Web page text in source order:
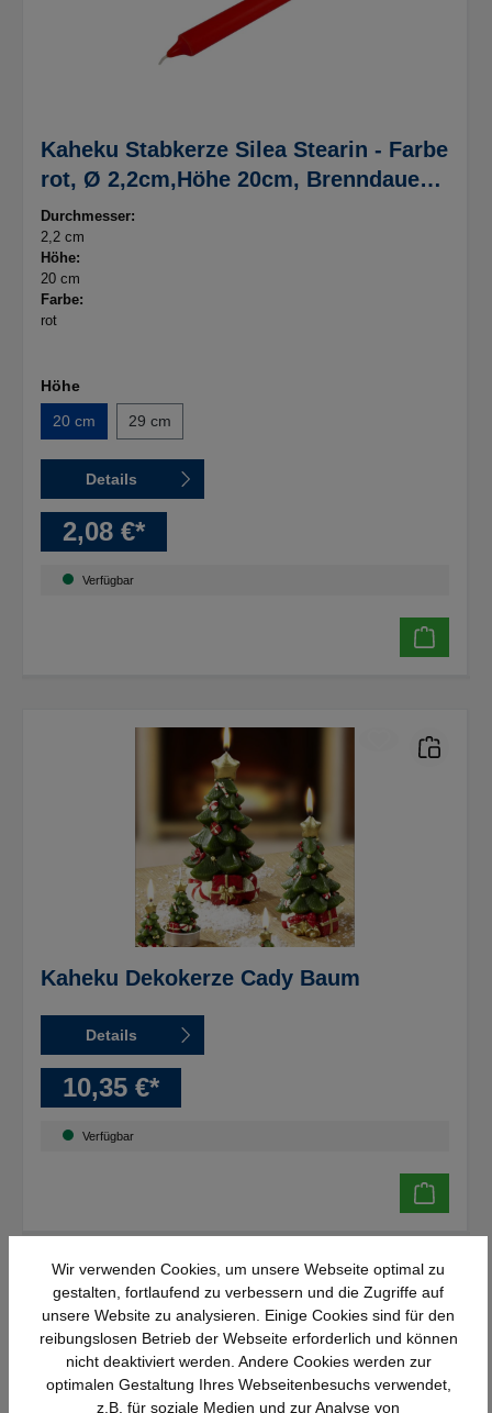
Kaheku Stabkerze Silea Stearin - Farbe
rot, Ø 2,2cm,Höhe 20cm, Brenndauer
ca.7h
Durchmesser:
2,2 cm
Höhe:
20 cm
Farbe:
rot
Höhe
20 cm
29 cm
Details
2,08 €*
Verfügbar
Kaheku Dekokerze Cady Baum
Details
10,35 €*
Verfügbar
Wir verwenden Cookies, um unsere Webseite optimal zu
gestalten, fortlaufend zu verbessern und die Zugriffe auf
unsere Website zu analysieren. Einige Cookies sind für den
reibungslosen Betrieb der Webseite erforderlich und können
nicht deaktiviert werden. Andere Cookies werden zur
optimalen Gestaltung Ihres Webseitenbesuchs verwendet,
z.B. für soziale Medien und zur Analyse von